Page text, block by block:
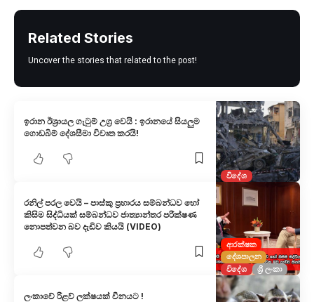
Related Stories
Uncover the stories that related to the post!
විදේශ
ඉරාන ඊශ්‍රායල ගැටුම් උග්‍ර වෙයි : ඉරානයේ සියලුම
ගොඩබිම් දේශසීමා විවෘත කරයි!
ආරක්ෂක
දේශපාලන
විදේශ
ශ්‍රී ලංකා
රනිල් පරල වෙයි – පාස්කු ප්‍රහාරය සම්බන්ධව හෝ
කිසිම සිද්ධියක් සම්බන්ධව ජාත්‍යාන්තර පරීක්ෂණ
නොපත්වන බව දැඩිව කියයි (VIDEO)
ලංකාවේ රිළව් ලක්ෂයක් චීනයට !